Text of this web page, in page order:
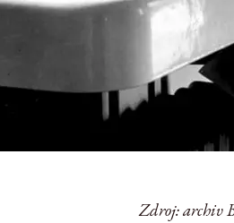
Zdroj: archiv